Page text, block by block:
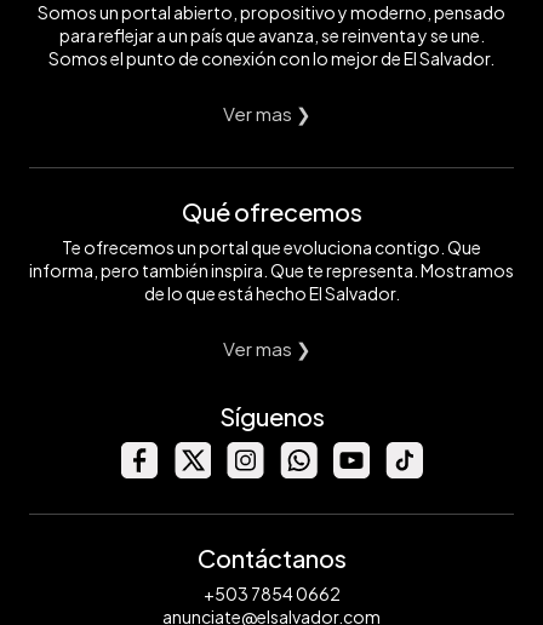
Somos un portal abierto, propositivo y moderno, pensado
para reflejar a un país que avanza, se reinventa y se une.
Somos el punto de conexión con lo mejor de El Salvador.
Ver mas ❯
Qué ofrecemos
Te ofrecemos un portal que evoluciona contigo. Que
informa, pero también inspira. Que te representa. Mostramos
de lo que está hecho El Salvador.
Ver mas ❯
Síguenos
Contáctanos
+503 7854 0662
anunciate@elsalvador.com